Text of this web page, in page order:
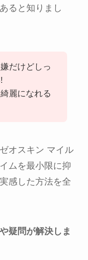
ると知りまし
だけどしっ
麗になれる
オスキン マイル
ムを最小限に抑
感した方法を全
疑問が解決しま